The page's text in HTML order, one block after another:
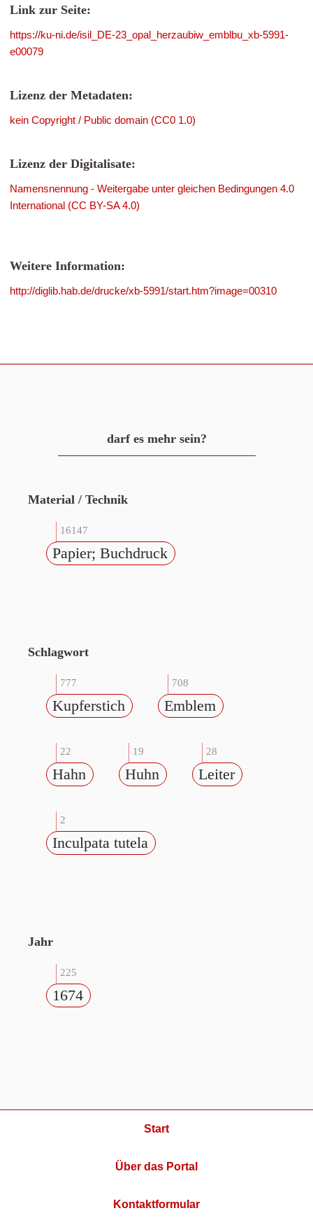
Link zur Seite:
https://ku-ni.de/isil_DE-23_opal_herzaubiw_emblbu_xb-5991-
e00079
Lizenz der Metadaten:
kein Copyright / Public domain (CC0 1.0)
Lizenz der Digitalisate:
Namensnennung - Weitergabe unter gleichen Bedingungen 4.0
International (CC BY-SA 4.0)
Weitere Information:
http://diglib.hab.de/drucke/xb-5991/start.htm?image=00310
darf es mehr sein?
Material / Technik
16147
Papier; Buchdruck
Schlagwort
777
Kupferstich
708
Emblem
22
Hahn
19
Huhn
28
Leiter
2
Inculpata tutela
Jahr
225
1674
Start
Über das Portal
Kontaktformular